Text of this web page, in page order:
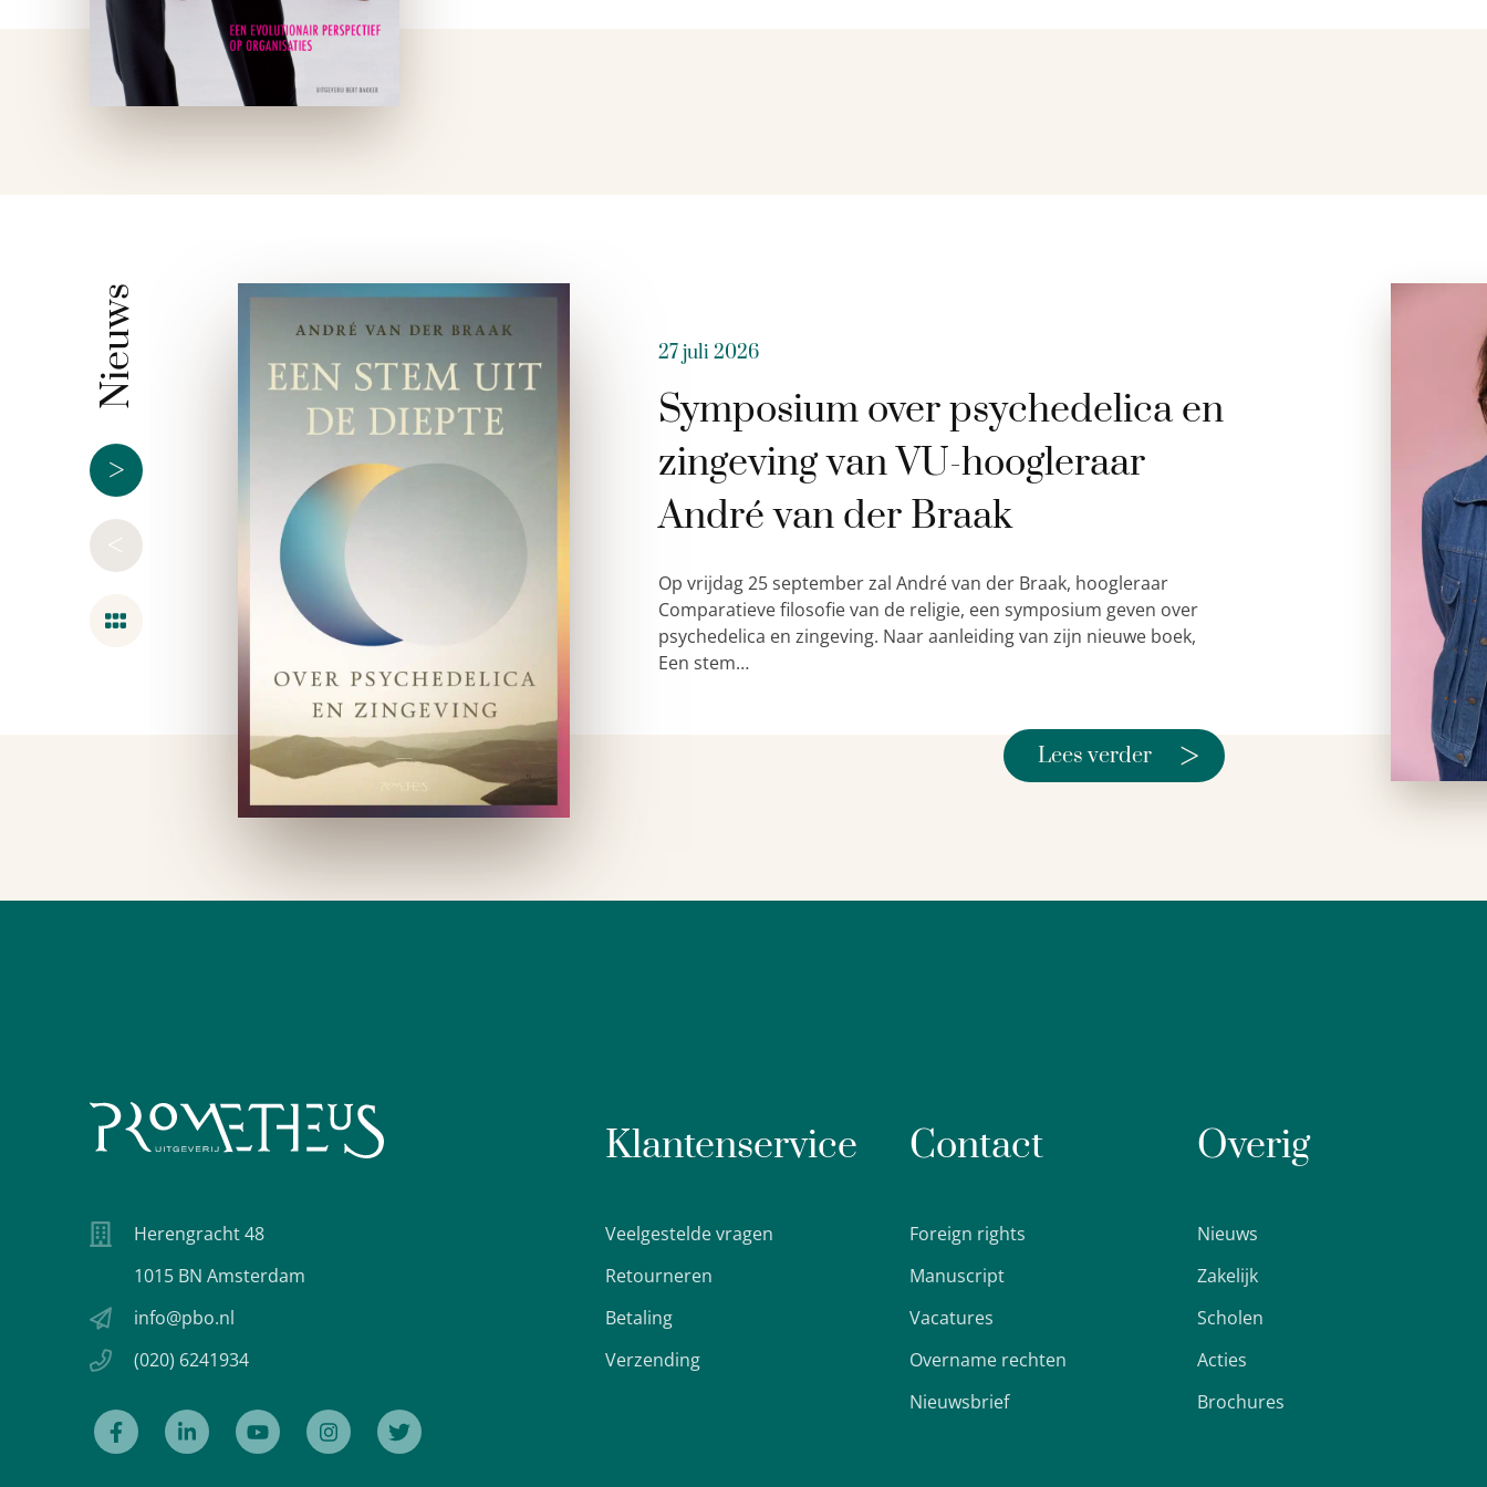
Nieuws
>
<
27 juli 2026
Symposium over psychedelica en
zingeving van VU-hoogleraar
André van der Braak
Op vrijdag 25 september zal André van der Braak, hoogleraar
Comparatieve filosofie van de religie, een symposium geven over
psychedelica en zingeving. Naar aanleiding van zijn nieuwe boek,
Een stem…
Lees verder >
Herengracht 48
1015 BN Amsterdam
info@pbo.nl
(020) 6241934
Klantenservice
Veelgestelde vragen
Retourneren
Betaling
Verzending
Contact
Foreign rights
Manuscript
Vacatures
Overname rechten
Nieuwsbrief
Overig
Nieuws
Zakelijk
Scholen
Acties
Brochures